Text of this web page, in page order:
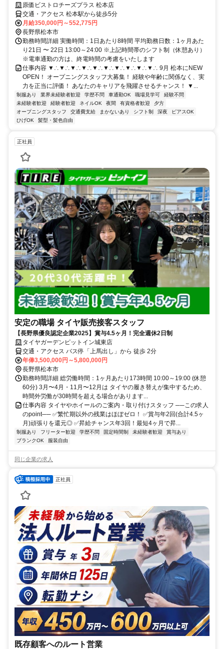
原価ビストロチーズプラス 松本店
交通・アクセス 松本駅から徒歩5分
月給350,000円～552,775円
長野県松本市
勤務時間詳細 実働時間：1日あたり8時間 平均勤務日数：1ヶ月あた
り21日 〜 22日 13:00～24:00 ※上記時間帯のシフト制（休憩あり）
※電車通勤の方は、終電時間の考慮をいたします
仕事内容 ▼∴▼∴▼∴▼∴▼∴▼∴▼∴▼∴▼∴▼∴ 9月 松本にNEW
OPEN！ オープニングスタッフ大募集！ 経験や年齢に関係なく、実
力を正当に評価！ あなたのキャリアを飛躍させるチャンス！ ▼...
制服あり 業界未経験者歓迎 学歴不問 車通勤OK 職場見学可
経験不問
未経験者歓迎
経験者歓迎 ネイルOK 夜間 有資格者歓迎
夕方
オープニングスタッフ
交通費支給 まかないあり シフト制 深夜
ピアスOK
ひげOK
髪型・髪色自由
正社員
安定の職場 タイヤ販売接客スタッフ
【長野県優良認定企業2025】賞与4.5ヶ月！完全週休2日制
タイヤガーデンピットイン城東店
交通・アクセス バス停「上馬出し」から 徒歩 2分
年俸3,500,000円～5,800,000円
長野県松本市
勤務時間詳細 総労働時間：1ヶ月あたり173時間 10:00～19:00 (休憩
60分) 3月〜4月・11月〜12月は タイヤの履き替えが集中するため、
時間外労働が30時間を超える場合があります...
仕事内容 タイヤやホイールのご案内・取り付けスタッフ ──この求人
のpoint── ✅繁忙期以外の残業はほぼゼロ！ ✅賞与年2回(合計4.5ヶ
月)頑張りを還元◎ ✅昇給チャンス年3回！最短4ヶ月で昇...
制服あり フリーター歓迎 学歴不問 固定時間制 未経験者歓迎
賞与あり
ブランクOK
服装自由
同じ企業の求人
正社員
既存顧客へのルート営業